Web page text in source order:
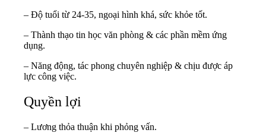
– Độ tuổi từ 24-35, ngoại hình khá, sức khỏe tốt.
– Thành thạo tin học văn phòng & các phần mềm ứng
dụng.
– Năng động, tác phong chuyên nghiệp & chịu được áp
lực công việc.
Quyền lợi
– Lương thỏa thuận khi phỏng vấn.